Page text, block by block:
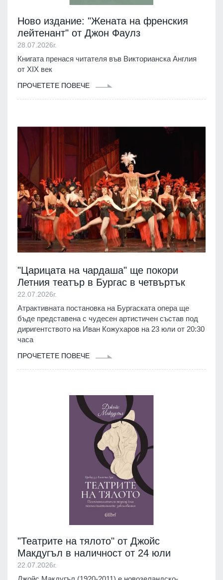
Ново издание: "Жената на френския
лейтенант" от Джон Фаулз
28.07.2026г.
Книгата пренася читателя във Викторианска Англия
от XIX век
ПРОЧЕТЕТЕ ПОВЕЧЕ
"Царицата на чардаша" ще покори
Летния театър в Бургас в четвъртък
22.07.2026г.
Атрактивната постановка на Бургаската опера ще
бъде представена с чудесен артистичен състав под
диригентството на Иван Кожухаров на 23 юли от 20:30
часа
ПРОЧЕТЕТЕ ПОВЕЧЕ
"Театрите на тялото" от Джойс
Макдугъл в наличност от 24 юли
22.07.2026г.